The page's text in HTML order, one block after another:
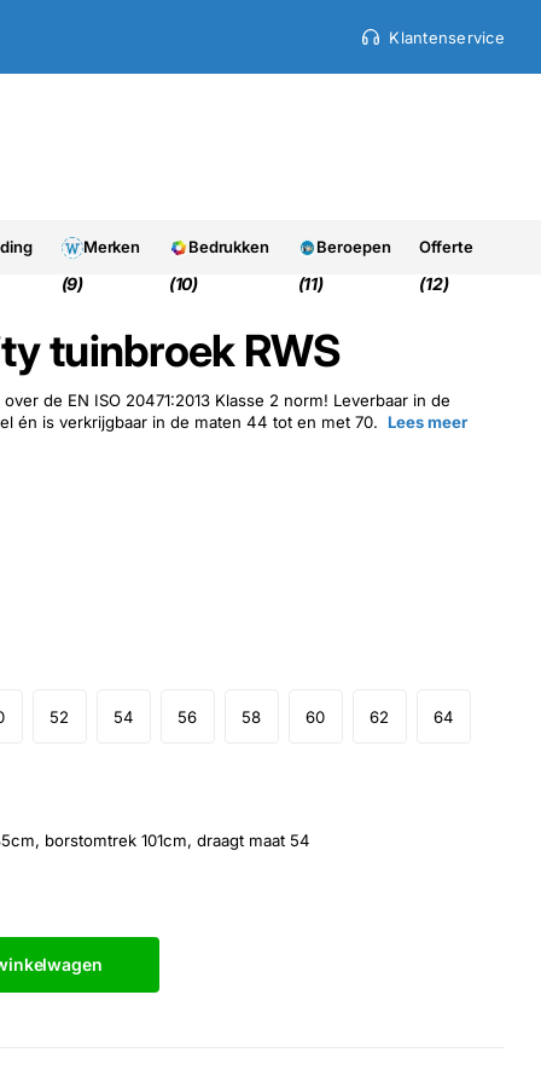
Klantenservice
Merken
(9)
Bedrukken
(10)
Beroepen
(11)
Offerte
(12)
tuinbroek RWS
de EN ISO 20471:2013 Klasse 2 norm! Leverbaar in de
én is verkrijgbaar in de maten 44 tot en met 70. Lees meer
52 54 56 58 60 62 64
borstomtrek 101cm, draagt maat 54